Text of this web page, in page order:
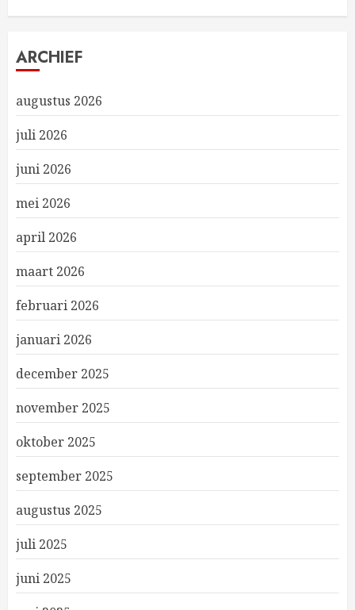
ARCHIEF
augustus 2026
juli 2026
juni 2026
mei 2026
april 2026
maart 2026
februari 2026
januari 2026
december 2025
november 2025
oktober 2025
september 2025
augustus 2025
juli 2025
juni 2025